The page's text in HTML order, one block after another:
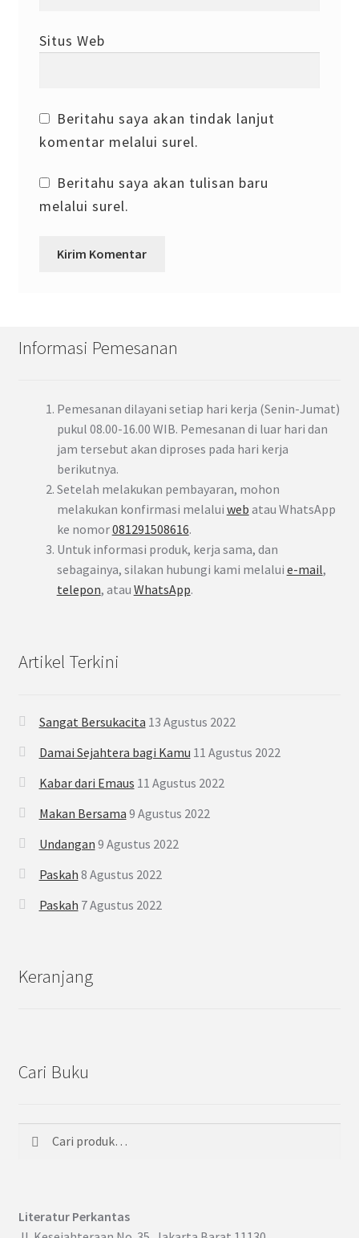
Situs Web
Beritahu saya akan tindak lanjut
komentar melalui surel.
Beritahu saya akan tulisan baru
melalui surel.
Informasi Pemesanan
Pemesanan dilayani setiap hari kerja (Senin-Jumat)
pukul 08.00-16.00 WIB. Pemesanan di luar hari dan
jam tersebut akan diproses pada hari kerja
berikutnya.
Setelah melakukan pembayaran, mohon
melakukan konfirmasi melalui web atau WhatsApp
ke nomor081291508616.
Untuk informasi produk, kerja sama, dan
sebagainya, silakan hubungi kami melalui e-mail,
telepon, atau WhatsApp.
Artikel Terkini
Sangat Bersukacita 13 Agustus 2022
Damai Sejahtera bagi Kamu 11 Agustus 2022
Kabar dari Emaus 11 Agustus 2022
Makan Bersama 9 Agustus 2022
Undangan 9 Agustus 2022
Paskah 8 Agustus 2022
Paskah 7 Agustus 2022
Keranjang
Cari Buku
Pencarian
Literatur Perkantas